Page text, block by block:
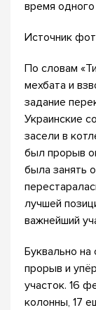
время одного
Источник
По словам
мехбата и
задание
Украинские
засели в
был прорыв
была занять
лучшей
важнейший
Буквально
прорыв и
участок. 16
колонны, 17